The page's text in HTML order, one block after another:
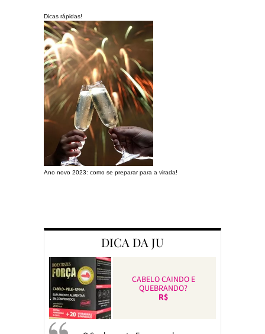
Dicas rápidas!
Ano novo 2023: como se preparar para a virada!
DICA DA JU
CABELO CAINDO E
QUEBRANDO?
R$